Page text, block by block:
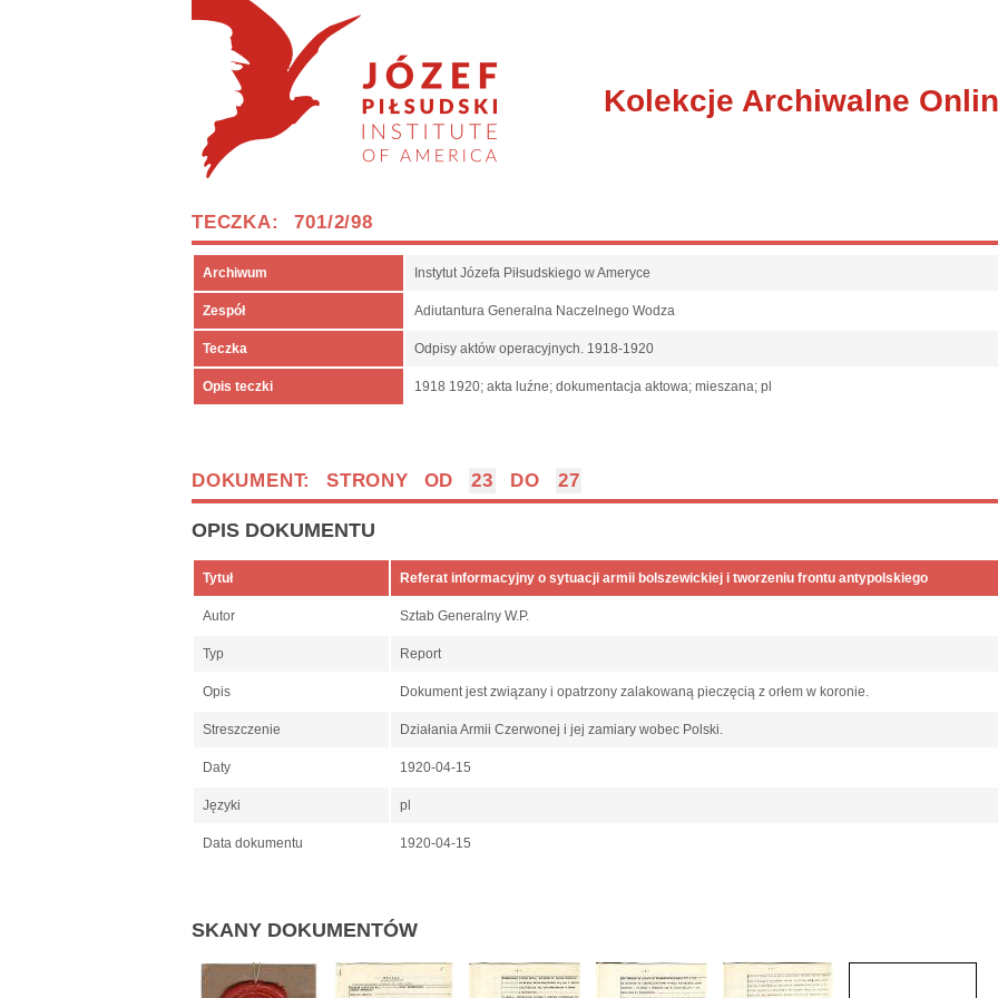
Kolekcje Archiwalne
TECZKA: 701/2/98
Archiwum Instytut Józefa Piłsudskiego w Ameryce
Zespół Adiutantura Generalna Naczelnego Wodza
Teczka Odpisy aktów operacyjnych. 1918-1920
Opis teczki 1918 1920; akta luźne; dokumentacja aktowa; mieszana; pl
DOKUMENT: STRONY OD 23 DO 27
OPIS DOKUMENTU
Tytuł Referat informacyjny o sytuacji armii bolszewickiej i tworzeniu frontu antypolskiego
Autor Sztab Generalny W.P.
Typ Report
Opis Dokument jest związany i opatrzony zalakowaną pieczęcią z orłem w koronie.
Streszczenie Działania Armii Czerwonej i jej zamiary wobec Polski.
Daty 1920-04-15
Języki pl
Data dokumentu 1920-04-15
SKANY DOKUMENTÓW